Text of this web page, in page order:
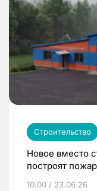
Строительство
Новое вместо
построят
10:00 / 23.06.26